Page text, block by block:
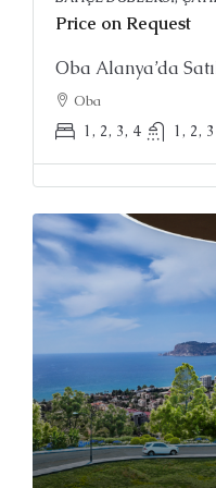
Price on Request
Oba Alanya’da
Oba
1, 2, 3, 4 1, 2, 3